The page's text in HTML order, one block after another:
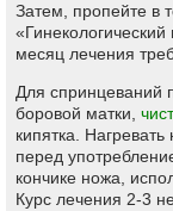
Затем, пропейте в
месяц лечения
Для спринцеваний
боровой матки,
кипятка.
перед
кончике ножа,
Курс лечения 2-3